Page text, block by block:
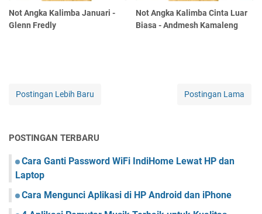
Not Angka Kalimba Januari -
Glenn Fredly
Not Angka Kalimba Cinta Luar
Biasa - Andmesh Kamaleng
Postingan Lebih Baru Postingan Lama
POSTINGAN TERBARU
Cara Ganti Password WiFi IndiHome Lewat HP dan
Laptop
Cara Mengunci Aplikasi di HP Android dan iPhone